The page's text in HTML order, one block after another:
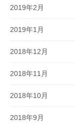
2019年2月
2019年1月
2018年12月
2018年11月
2018年10月
2018年9月